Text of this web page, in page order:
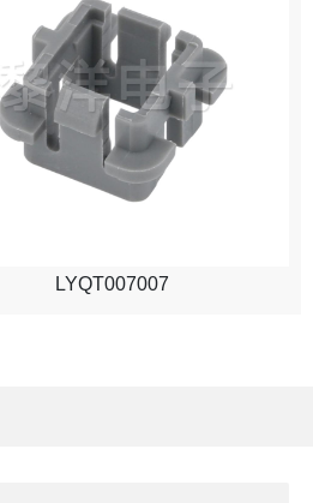
LYQT007007